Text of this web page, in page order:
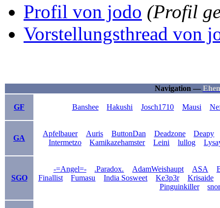
Profil von jodo (Profil
Vorstellungsthread von
Navigation —
GF Banshee Hakushi Josch1710 Mausi
GA
Apfelbauer Auris ButtonDan Deadzone
Deapy
Intermetzo
Kamikazehamster Leini lullog
SGO
-=Angel=- .Paradox. AdamWeishaupt ASA
Finallist
Fumasu India Sosweet Ke3p3r
Krisaide
Pinguinkiller